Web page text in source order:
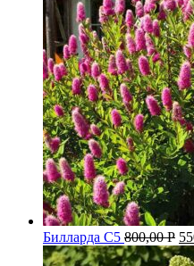
Билларда С5 800,00Р